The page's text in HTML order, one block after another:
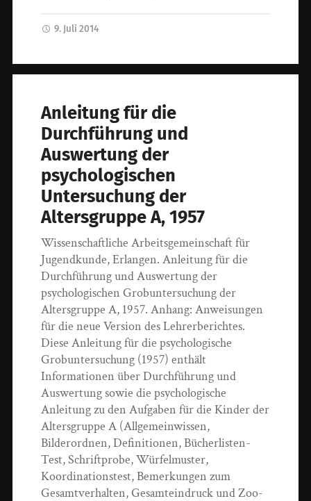
9. Juli 2014
Anleitung für die
Durchführung und
Auswertung der
psychologischen
Untersuchung der
Altersgruppe A, 1957
Wissenschaftliche Arbeitsgemeinschaft für
Jugendkunde, Erlangen. Anleitung für die
Durchführung und Auswertung der
psychologischen Grobuntersuchung der
Altersgruppe A, 1957. Anhang: Anweisungen
für die neue Version des Lehrerberichtes.
Diese Anleitung für die psychologische
Grobuntersuchung (1957) enthält
Informationen über Durchführung und
Auswertung sowie die psychologische
Anleitung zu den Aufgaben für die Kinder der
Altersgruppe A (Allgemeinwissen,
Bilderordnen, Definitionen, Bücherlisten-
Test, Schriftprobe, Würfelmuster,
Koordinationstest, Bemerkungen zum
Gesamtverhalten, Gesamteindruck und Zoo-